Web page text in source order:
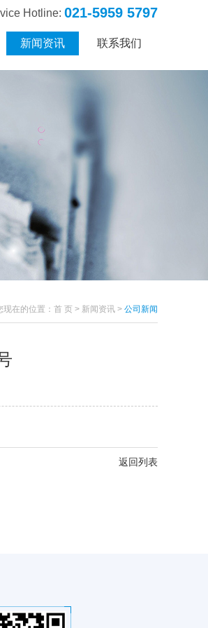
Hotline: 021-5959 5797
新闻资讯 联系我们
现在的位置： 首 页 > 新闻资讯 > 公司新闻
返回列表